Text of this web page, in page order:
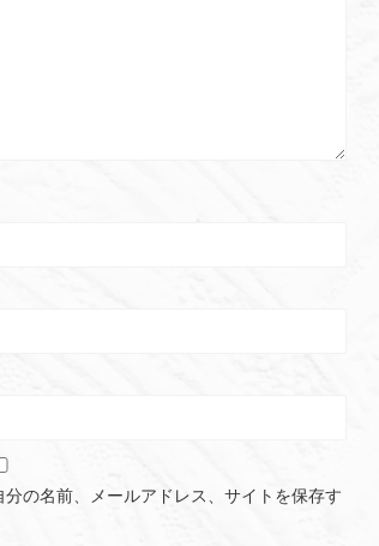
の名前、メールアドレス、サイトを保存す